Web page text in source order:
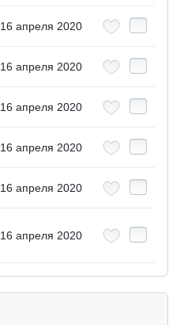
16 апреля 2020
16 апреля 2020
16 апреля 2020
16 апреля 2020
16 апреля 2020
16 апреля 2020